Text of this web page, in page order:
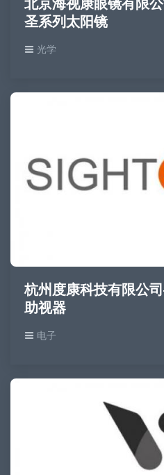
北京海视康眼镜有限
圣系列太阳镜
光学
杭州度康科技有限公
助视器
电子